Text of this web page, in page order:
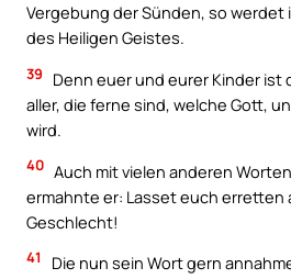
Vergebung der Sünden, so werdet
des Heiligen Geistes.
39
Denn euer und eurer Kinder ist
aller, die ferne sind, welche Gott,
wird.
40 Auch mit vielen anderen
ermahnte er: Lasset euch erretten
Geschlecht!
41
Die nun sein Wort gern